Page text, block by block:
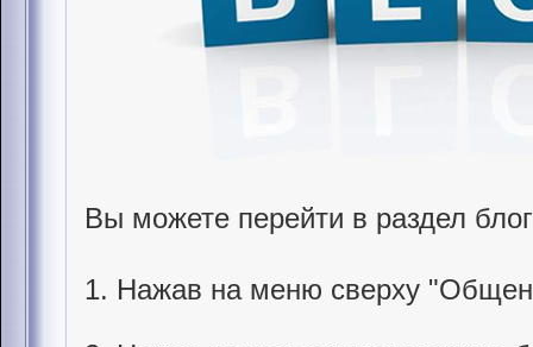
Вы можете перейти в раздел
1. Нажав на меню сверху